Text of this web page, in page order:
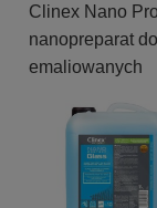
Clinex Nano
nanopreparat
emaliowanych